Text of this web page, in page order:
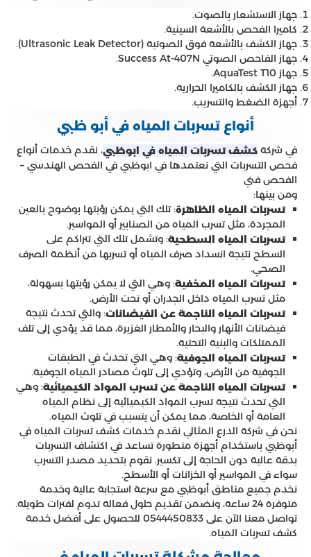
جهاز الاستشعار بالصوت.
كاميرا الفحص بالأشعة السينية.
جهاز الكشف بالأشعة فوق الصوتية (Ultrasonic Leak Detector).
جهاز الفاحص الصوتي Success At-407N.
جهاز AquaTest T10.
جهاز الكشف بالكاميرا الحرارية.
أجهزة الضغط والتسريب.
أنواع تسربات المياه في أبو ظبي
في شركة كشف تسربات المياه في ابوظبي، نقدم خدمات أنواع
فحص التسربات التي نعتمدها في ابوظبي في الفحص الهندسي –
الفحص فني
ومن بينها:
تسربات المياه الظاهرة: تلك التي يمكن رؤيتها بوضوح بالعين
المجردة، مثل تسرب المياه من الصنابير أو المواسير.
تسربات المياه السطحية: وتشمل تلك التي تتراكم على
السطح نتيجة انسداد صرف المياه أو تسربها من أنظمة الصرف
الصحي.
تسربات المياه المخفية: وهي التي لا يمكن رؤيتها بسهولة،
مثل تسرب المياه داخل الجدران أو تحت الأرض.
تسربات المياه الناجمة عن الفيضانات: والتي تحدث نتيجة
فيضانات الأنهار والبحار والأمطار الغزيرة، مما قد يؤدي إلى تلف
الممتلكات والبنية التحتية.
تسربات المياه الجوفية: وهي التي تحدث في الطبقات
الجوفية من الأرض، وتؤدي إلى تلوث مصادر المياه الجوفية.
تسربات المياه الناجمة عن تسرب المواد الكيميائية: وهي
التي تحدث نتيجة تسرب المواد الكيميائية إلى نظام المياه
العامة أو الخاصة، مما يمكن أن يتسبب في تلوث المياه.
نحن في شركة الدرع المثالي نقدم خدمات كشف تسربات المياه في
أبوظبي باستخدام أجهزة متطورة تساعد في اكتشاف التسربات
بدقة عالية دون الحاجة إلى تكسير. نقوم بتحديد مصدر التسرب
سواء في المواسير أو الخزانات أو الأسطح.
نخدم جميع مناطق أبوظبي مع سرعة استجابة عالية وخدمة
متوفرة 24 ساعة، ونضمن تقديم حلول فعالة تدوم لفترات طويلة.
تواصل معنا الآن على 0544450833 للحصول على أفضل خدمة
كشف تسربات المياه.